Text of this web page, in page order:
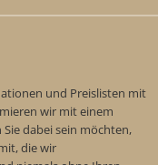
und Preislisten mit
wir mit einem
dabei sein möchten,
die wir